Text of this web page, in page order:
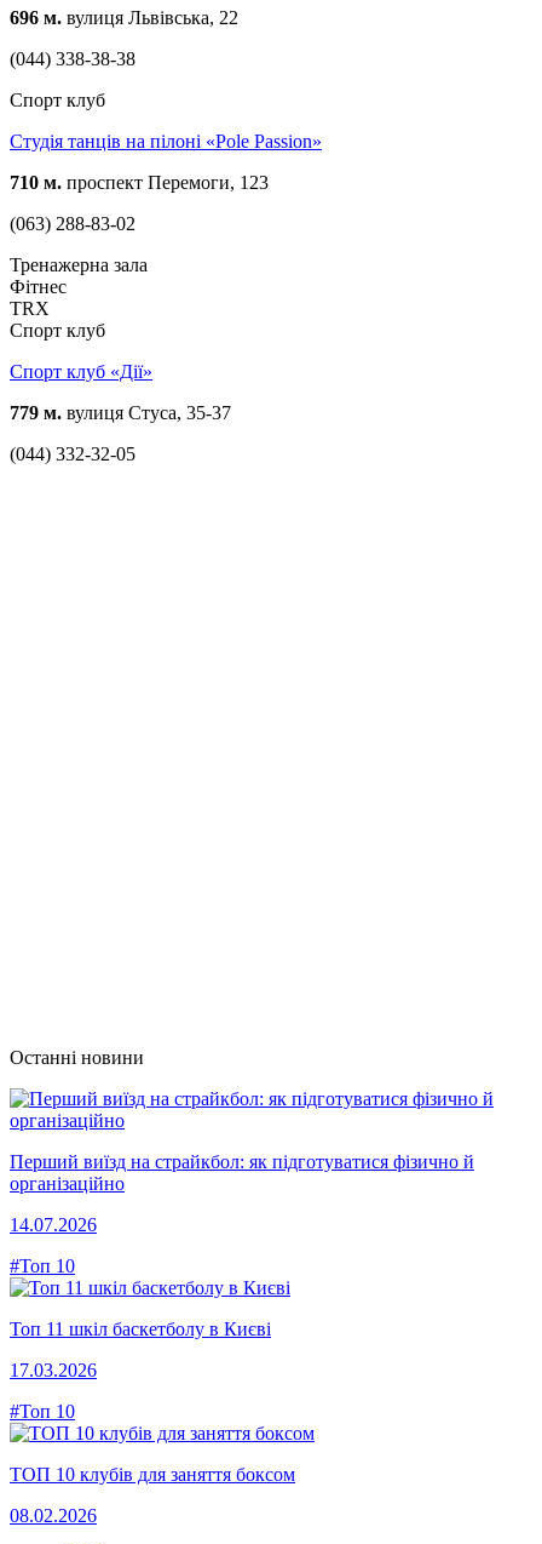
696 м. вулиця Львівська, 22
(044) 338-38-38
Спорт клуб
Студія танців на пілоні «Pole Passion»
710 м. проспект Перемоги, 123
(063) 288-83-02
Тренажерна зала
Фітнес
TRX
Спорт клуб
Спорт клуб «Дії»
779 м. вулиця Стуса, 35-37
(044) 332-32-05
Останні новини
Перший виїзд на страйкбол: як підготуватися фізично й
організаційно
14.07.2026
#Топ 10
Топ 11 шкіл баскетболу в Києві
17.03.2026
#Топ 10
ТОП 10 клубів для заняття боксом
08.02.2026